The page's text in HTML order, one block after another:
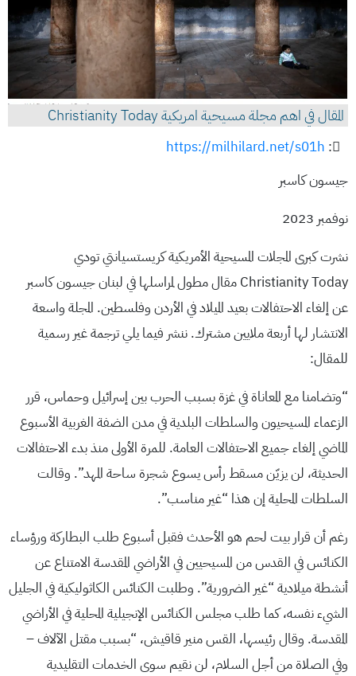
المقال في اهم مجلة مسيحية امريكية Christianity Today
:
https://milhilard.net/s01h
جيسون كاسبر
نوفمبر 2023
نشرت كبرى المجلات المسيحية الأمريكية كريستسيانتي تودي
Christianity Today مقال مطول لمراسلها في لبنان جيسون كاسبر
عن إلغاء الاحتفالات بعيد الميلاد في الأردن وفلسطين. المجلة واسعة
الانتشار لها أربعة ملايين مشترك. ننشر فيما يلي ترجمة غير رسمية
للمقال:
“وتضامنا مع المعاناة في غزة بسبب الحرب بين إسرائيل وحماس، قرر
الزعماء المسيحيون والسلطات البلدية في مدن الضفة الغربية الأسبوع
الماضي إلغاء جميع الاحتفالات العامة. للمرة الأولى منذ بدء الاحتفالات
الحديثة، لن يزيّن مسقط رأس يسوع شجرة ساحة المهد”. وقالت
السلطات المحلية إن هذا “غير مناسب”.
رغم أن قرار بيت لحم هو الأحدث فقبل أسبوع طلب البطاركة ورؤساء
الكنائس في القدس من المسيحيين في الأراضي المقدسة الامتناع عن
أنشطة ميلادية “غير الضرورية”. وطلبت الكنائس الكاثوليكية في الجليل
الشيء نفسه، كما طلب مجلس الكنائس الإنجيلية المحلية في الأراضي
المقدسة. وقال رئيسها، القس منير قاقيش، “بسبب مقتل الآلاف –
وفي الصلاة من أجل السلام، لن نقيم سوى الخدمات التقليدية